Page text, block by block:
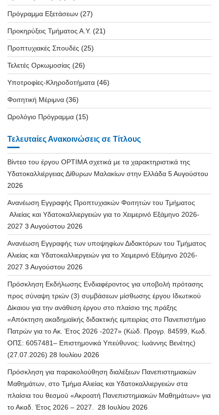
Πρόγραμμα Εξετάσεων (27)
Προκηρύξεις Τμήματος Α.Υ. (21)
Προπτυχιακές Σπουδές (25)
Τελετές Ορκωμοσίας (26)
Υποτροφίες-Κληροδοτήματα (46)
Φοιτητική Μέριμνα (36)
Ωρολόγιο Πρόγραμμα (15)
Τελευταίες Ανακοινώσεις σε Τίτλους
Βίντεο του έργου OPTIMA σχετικά με τα χαρακτηριστικά της
Υδατοκαλλιέργειας Δίθυρων Μαλακίων στην Ελλάδα 5 Αυγούστου
2026
Ανανέωση Εγγραφής Προπτυχιακών Φοιτητών του Τμήματος
Αλιείας και Υδατοκαλλιεργειών για το Χειμερινό Εξάμηνο 2026-
2027 3 Αυγούστου 2026
Ανανέωση Εγγραφής των υποψηφίων Διδακτόρων του Τμήματος
Αλιείας και Υδατοκαλλιεργειών για το Χειμερινό Εξάμηνο 2026-
2027 3 Αυγούστου 2026
Πρόσκληση Εκδήλωσης Ενδιαφέροντος για υποβολή πρότασης
προς σύναψη τριών (3) συμβάσεων μίσθωσης έργου Ιδιωτικού
Δίκαιου για την ανάθεση έργου στο πλαίσιο της πράξης
«Απόκτηση ακαδημαϊκής διδακτικής εμπειρίας στο Πανεπιστήμιο
Πατρών για το Ακ. Έτος 2026 -2027» (Κώδ. Προγρ. 84599, Κωδ.
ΟΠΣ: 6057481– Επιστημονικά Υπεύθυνος: Ιωάννης Βενέτης)
(27.07.2026) 28 Ιουλίου 2026
Πρόσκληση για παρακολούθηση διαλέξεων Πανεπιστημιακών
Μαθημάτων, στο Τμήμα Αλιείας και Υδατοκαλλιεργειών στα
πλαίσια του θεσμού «Ακροατή Πανεπιστημιακών Μαθημάτων» για
το Ακαδ. Έτος 2026 – 2027.
28 Ιουλίου 2026